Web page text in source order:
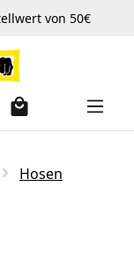
von 50€
Hosen